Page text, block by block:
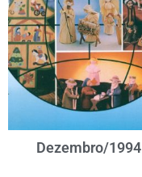
Dezembro/1994